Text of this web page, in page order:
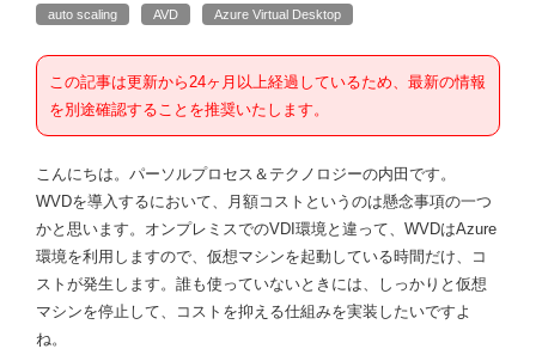
auto scaling AVD Azure Virtual Desktop
この記事は更新から24ヶ月以上経過しているため、最新の情報
を別途確認することを推奨いたします。
こんにちは。パーソルプロセス＆テクノロジーの内田です。
WVDを導入するにおいて、月額コストというのは懸念事項の一つ
かと思います。オンプレミスでのVDI環境と違って、WVDはAzure
環境を利用しますので、仮想マシンを起動している時間だけ、コ
ストが発生します。誰も使っていないときには、しっかりと仮想
マシンを停止して、コストを抑える仕組みを実装したいですよ
ね。